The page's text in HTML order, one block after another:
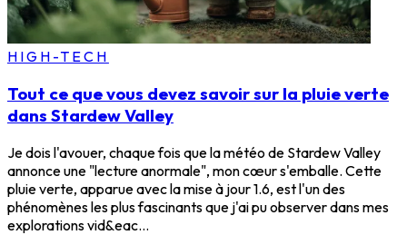
HIGH-TECH
Tout ce que vous devez savoir sur la pluie verte
dans Stardew Valley
Je dois l'avouer, chaque fois que la météo de Stardew Valley
annonce une "lecture anormale", mon cœur s'emballe. Cette
pluie verte, apparue avec la mise à jour 1.6, est l'un des
phénomènes les plus fascinants que j'ai pu observer dans mes
explorations vid&eac...